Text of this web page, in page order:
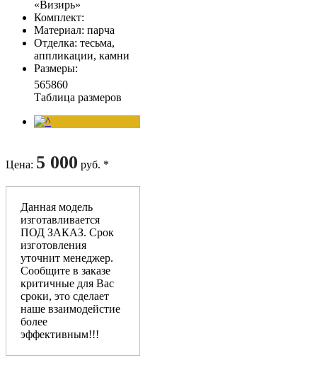
«Визирь»
Комплект:
Материал: парча
Отделка: тесьма,
аппликации, камни
Размеры:
565860
Таблица размеров
Цена: 5 000 руб. *
Данная модель
изготавливается
ПОД ЗАКАЗ. Срок
изготовления
уточнит менеджер.
Сообщите в заказе
критичные для Вас
сроки, это сделает
наше взаимодейстие
более
эффективным!!!